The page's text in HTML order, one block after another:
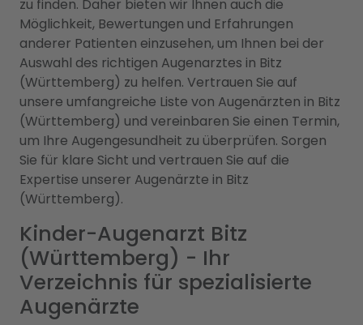
zu finden. Daher bieten wir Ihnen auch die
Möglichkeit, Bewertungen und Erfahrungen
anderer Patienten einzusehen, um Ihnen bei der
Auswahl des richtigen Augenarztes in Bitz
(Württemberg) zu helfen. Vertrauen Sie auf
unsere umfangreiche Liste von Augenärzten in Bitz
(Württemberg) und vereinbaren Sie einen Termin,
um Ihre Augengesundheit zu überprüfen. Sorgen
Sie für klare Sicht und vertrauen Sie auf die
Expertise unserer Augenärzte in Bitz
(Württemberg).
Kinder-Augenarzt Bitz
(Württemberg) - Ihr
Verzeichnis für spezialisierte
Augenärzte